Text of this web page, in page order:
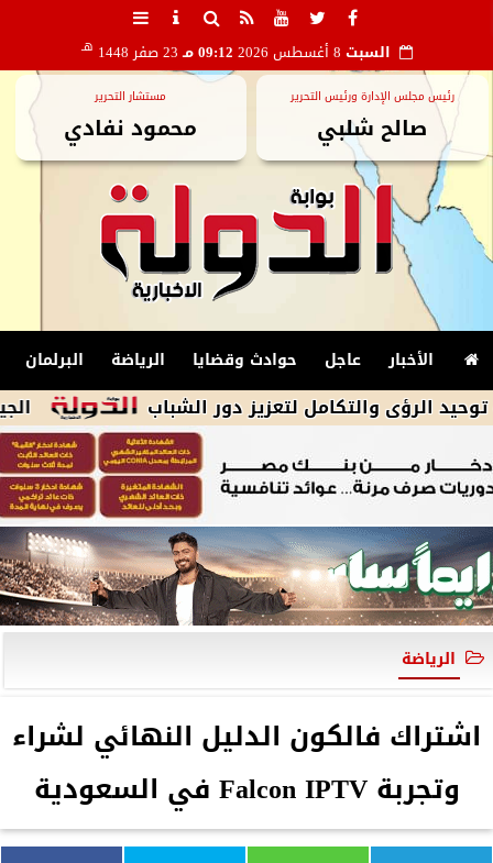
السبت 09:12 مـ 23 صفر 1448 هـ
رئيس مجلس الإدارة ورئيس التحرير
صالح شلبي
مستشار التحرير
محمود نفادي
الأخبار عاجل حوادث وقضايا الرياضة البرلمان
الجيش لتعزيز دور الشباب
الرياضة
اشتراك فالكون الدليل النهائي لشراء
وتجربة Falcon IPTV في السعودية